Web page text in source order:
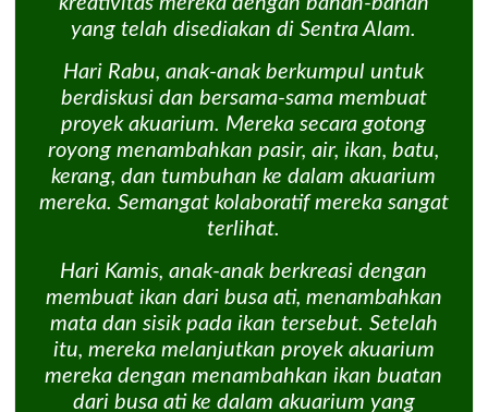
yang telah disediakan di Sentra Alam.
Hari Rabu, anak-anak berkumpul untuk
berdiskusi dan bersama-sama membuat
proyek akuarium. Mereka secara gotong
royong menambahkan pasir, air, ikan, batu,
kerang, dan tumbuhan ke dalam akuarium
mereka. Semangat kolaboratif mereka sangat
terlihat.
Hari Kamis, anak-anak berkreasi dengan
membuat ikan dari busa ati, menambahkan
mata dan sisik pada ikan tersebut. Setelah
itu, mereka melanjutkan proyek akuarium
mereka dengan menambahkan ikan buatan
dari busa ati ke dalam akuarium yang